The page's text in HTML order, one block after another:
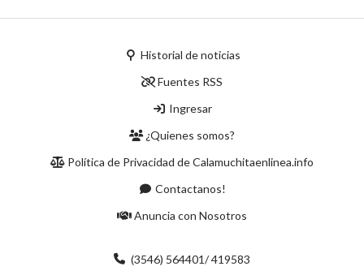
Historial de noticias
Fuentes RSS
Ingresar
¿Quienes somos?
Política de Privacidad de Calamuchitaenlinea.info
Contactanos!
Anuncia con Nosotros
(3546) 564401/ 419583